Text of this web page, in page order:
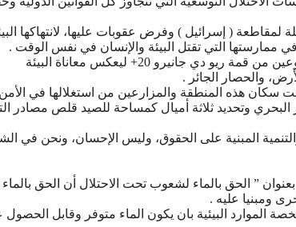
‏( ﺇﺳﺮﺍﺋﻴﻞ ‏) ﻭﻓﺮﺽ ﻋﻘﻮﺑﺎﺕ ﻋﻠﻴﻬﺎ، ﻻﻧﺘﻬﺎﻛﻬﺎ
ﻣﻤﺎﺭﺳﺘﻬﺎ ﺍﻟﺘﻲ ﺗﻘﺘﻞ ﺍﻟﺒﻴﺌﺔ ﻭﺍﻹﻧﺴﺎﻥ ﻓﻲ ﻧﻔﺲ ﺍﻟﻮﻗﺖ .
ﻭﺑﻴﻦ ﺃﻥ ﺍﻻﺣﺘﻔﺎﻝ ﺑﻴﻮﻡ ﺍﻟﺒﻴﺌﺔ ﺍﻟﻌﺎﻟﻤﻲ ﻟﻪ ﺃﻫﻤﻴﺔ ﻛﺒﻴﺮﺓ ﻓﻲ ﺍﻟﻘﻄﺎﻉ، ﻷﻧﻪ ﻳﺄﺗﻲ ﻗﺒﻞ ﺃﺳﺒﻮﻋﻴﻦ ﻣﻦ ﻗﻤﺔ ﺭﻳﻮ ﺩﻱ ﺟﺎﻧﻴﺮﻭ 20+ ﻟﻴﻌﻜﺲ ﻣﻌﺎﻧﺎﺓ ﺍﻟﺒﻴﺌﺔ
ﻭﺍﻟﺤﺼﺎﺭ ﺍﻟﺠﺎﺋﺮ .
ﺗﺤﺪﻳﺪ ﺍﻟﻤﻨﻄﻘﺔ ﺍﻟﻌﺎﺯﻟﺔ ﺑﻴﻦ ﺍﻷﺭﺍﺿﻲ ﺍﻟﻤﺤﺘﻠﺔ ﻋﺎﻡ 48 ﺑﻮﺍﻗﻊ %18 ، ﺣﺮﻣﺖ ﺳﻜﺎﻥ ﻫﺬﻩ ﺍﻟﻤﻨﻄﻘﺔ ﻭﺍﻟﻤﺰﺍﺭﻋﻴﻦ ﻣﻦ ﺍﺳﺘﻐﻼﻟﻬﺎ ﻓﻲ ﺍﻷﻣﻦ
ﺍﻟﺤﺼﺎﺭ ﺍﻟﺒﺤﺮﻱ ﻭﺗﺤﺪﻳﺪ ﺛﻼﺛﺔ ﺃﻣﻴﺎﻝ ﻛﻤﺴﺎﺣﺔ ﻟﻠﺼﻴﺪ ﻗﻠﺺ ﻣﺼﺎﺩﺭ
ﺍﻟﻤﺒﻨﻴﺔ ﻋﻠﻰ ﺍﻟﺤﻘﻮﻕ، ﻭﻟﻴﺲ ﺍﻹﺣﺴﺎﻥ، ﻭﻧﺤﻦ ﻓﻲ
” ﺍﻟﺤﻖ ﺑﺎﻟﻤﺎﺀ ﻟﺸﻌﻮﺏ ﺗﺤﺖ ﺍﻻﺣﺘﻼﻝ ﺃﻥ ﺍﻟﺤﻖ
ﻭﻣﺒﻨﻴﺎ ﻋﻠﻴﻪ .
ﺍﻟﺒﻴﺌﻴﺔ ﺑﺎﻥ ﻳﻜﻮﻥ ﺍﻟﻤﺎﺀ ﻣﺘﻮﻓﺮ ﻭﻗﺎﺑﻞ ﺍﻟﺤﺼﻮﻝ